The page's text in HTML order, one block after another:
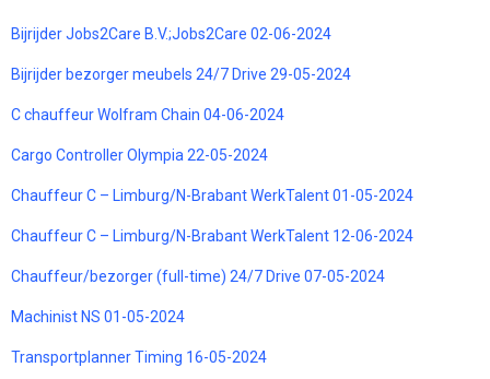
Bijrijder Jobs2Care B.V.;Jobs2Care 02-06-2024
Bijrijder bezorger meubels 24/7 Drive 29-05-2024
C chauffeur Wolfram Chain 04-06-2024
Cargo Controller Olympia 22-05-2024
Chauffeur C – Limburg/N-Brabant WerkTalent 01-05-2024
Chauffeur C – Limburg/N-Brabant WerkTalent 12-06-2024
Chauffeur/bezorger (full-time) 24/7 Drive 07-05-2024
Machinist NS 01-05-2024
Transportplanner Timing 16-05-2024